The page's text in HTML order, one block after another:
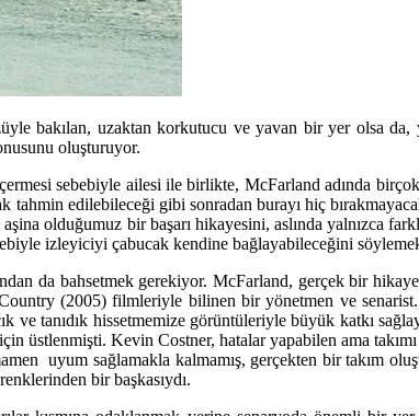
bakılan, uzaktan korkutucu ve yavan bir yer olsa
oluşturuyor.
sebebiyle ailesi ile birlikte, McFarland adında
edilebileceği gibi sonradan burayı hiç
olduğumuz bir başarı hikayesini, aslında yalnızca
izleyiciyi çabucak kendine bağlayabileceğini
da bahsetmek gerekiyor. McFarland, gerçek bir
(2005) filmleriyle bilinen bir yönetmen ve
ve tanıdık hissetmemize görüntüleriyle büyük katkı
üstlenmişti. Kevin Costner, hatalar yapabilen ama
uyum sağlamakla kalmamış, gerçekten bir takım
bir başkasıydı.